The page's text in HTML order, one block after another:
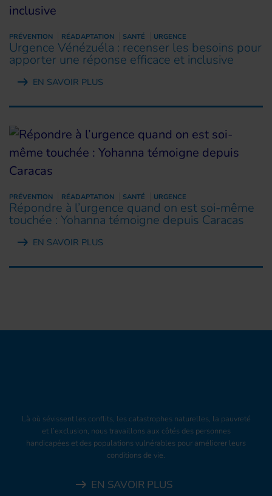
PRÉVENTION RÉADAPTATION SANTÉ URGENCE
Urgence Vénézuéla : recenser les besoins pour
apporter une réponse efficace et inclusive
EN SAVOIR PLUS
PRÉVENTION RÉADAPTATION SANTÉ URGENCE
Répondre à l’urgence quand on est soi-même
touchée : Yohanna témoigne depuis Caracas
EN SAVOIR PLUS
Là où sévissent les conflits, les catastrophes naturelles, la pauvreté
et l’exclusion, nous travaillons aux côtés des personnes
handicapées et des populations vulnérables pour améliorer leurs
conditions de vie.
EN SAVOIR PLUS